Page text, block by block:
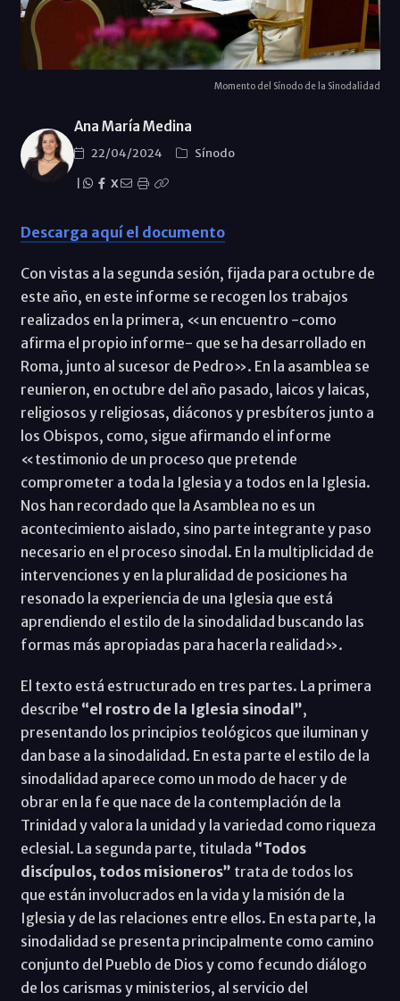
Momento del Sínodo de la Sinodalidad
Ana María Medina
22/04/2024
Sínodo
X
Descarga aquí el documento
Con vistas a la segunda sesión, fijada para octubre de
este año, en este informe se recogen los trabajos
realizados en la primera, «un encuentro -como
afirma el propio informe- que se ha desarrollado en
Roma, junto al sucesor de Pedro». En la asamblea se
reunieron, en octubre del año pasado, laicos y laicas,
religiosos y religiosas, diáconos y presbíteros junto a
los Obispos, como, sigue afirmando el informe
«testimonio de un proceso que pretende
comprometer a toda la Iglesia y a todos en la Iglesia.
Nos han recordado que la Asamblea no es un
acontecimiento aislado, sino parte integrante y paso
necesario en el proceso sinodal. En la multiplicidad de
intervenciones y en la pluralidad de posiciones ha
resonado la experiencia de una Iglesia que está
aprendiendo el estilo de la sinodalidad buscando las
formas más apropiadas para hacerla realidad».
El texto está estructurado en tres partes. La primera
describe “el rostro de la Iglesia sinodal”,
presentando los principios teológicos que iluminan y
dan base a la sinodalidad. En esta parte el estilo de la
sinodalidad aparece como un modo de hacer y de
obrar en la fe que nace de la contemplación de la
Trinidad y valora la unidad y la variedad como riqueza
eclesial. La segunda parte, titulada “Todos
discípulos, todos misioneros” trata de todos los
que están involucrados en la vida y la misión de la
Iglesia y de las relaciones entre ellos. En esta parte, la
sinodalidad se presenta principalmente como camino
conjunto del Pueblo de Dios y como fecundo diálogo
de los carismas y ministerios, al servicio del